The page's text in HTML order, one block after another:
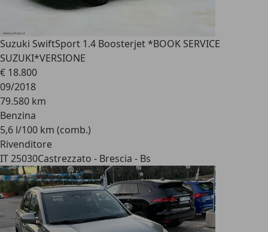
Suzuki SwiftSport 1.4 Boosterjet *BOOK SERVICE
SUZUKI*VERSIONE
€ 18.800
09/2018
79.580 km
Benzina
5,6 l/100 km (comb.)
Rivenditore
IT 25030Castrezzato - Brescia - Bs